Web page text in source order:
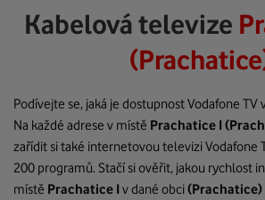
Kabelová televize
Podívejte se, jaká je dostupnost Vodafone TV
Na každé adrese v místě Prachatice I
zařídit si také internetovou televizi Vodafone
200 programů. Stačí si ověřit, jakou rychlost
místě Prachatice I v dané obci(Prachatice)